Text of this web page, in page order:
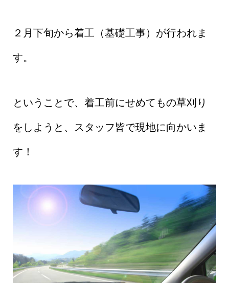
２月下旬から着工（基礎工事）が行われま
す。
ということで、着工前にせめてもの草刈り
をしようと、スタッフ皆で現地に向かいま
す！